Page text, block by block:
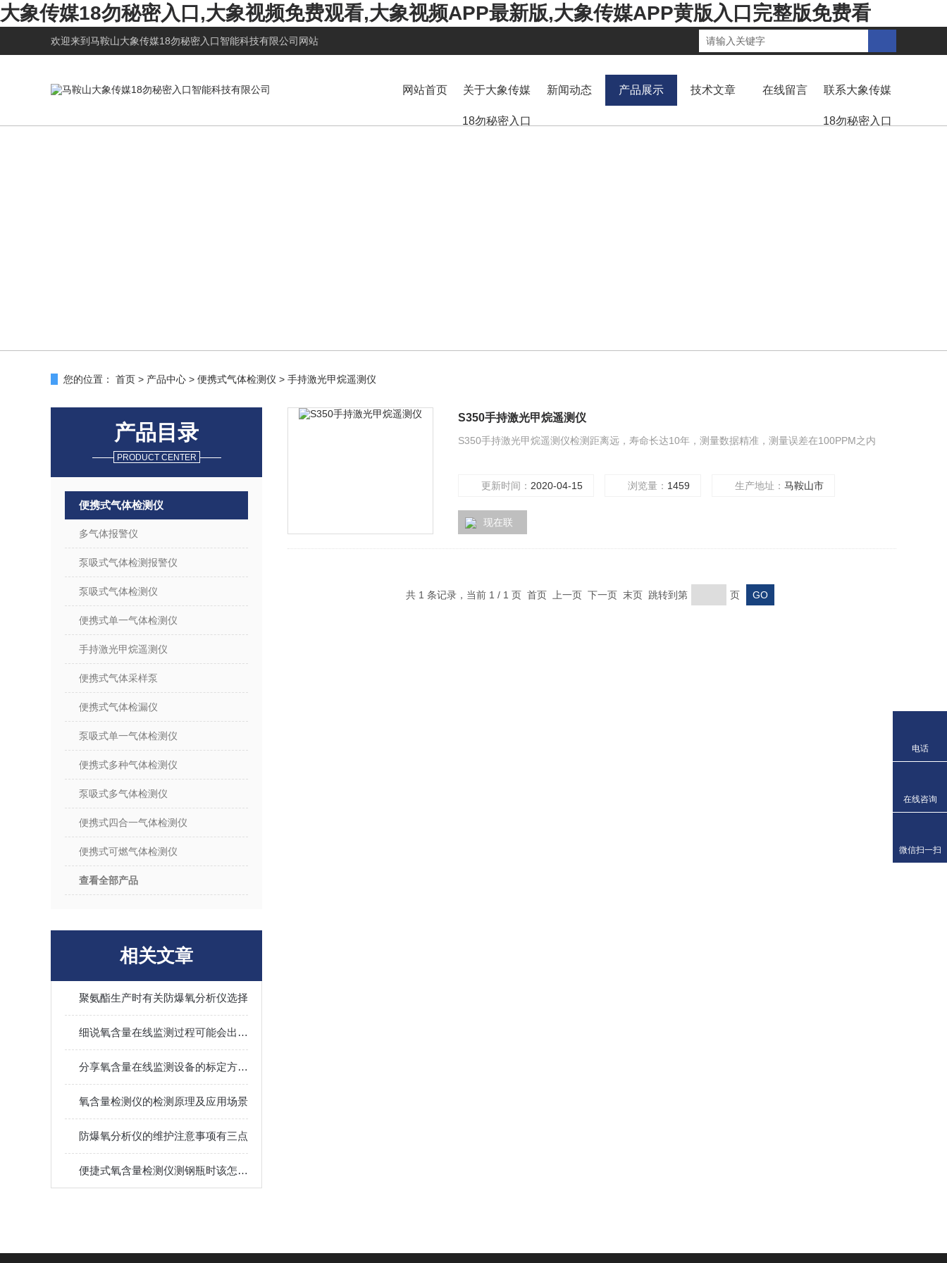
大象传媒18勿秘密入口,大象视频免费观看,大象视频APP最新版,大象传媒APP黄版入口完整版免费看
欢迎来到 马鞍山大象传媒18勿秘密入口智能科技有限公司网站
网站首页 关于大象传媒
18勿秘密入口
新闻动态 产品展示 技术文章 在线留言 联系大象传媒
18勿秘密入口
您的位置： 首页 > 产品中心 > 便携式气体检测仪 > 手持激光甲烷遥测仪
产品目录
PRODUCT CENTER
便携式气体检测仪
多气体报警仪
泵吸式气体检测报警仪
泵吸式气体检测仪
便携式单一气体检测仪
手持激光甲烷遥测仪
便携式气体采样泵
便携式气体检漏仪
泵吸式单一气体检测仪
便携式多种气体检测仪
泵吸式多气体检测仪
便携式四合一气体检测仪
便携式可燃气体检测仪
查看全部产品
相关文章
聚氨酯生产时有关防爆氧分析仪选择
细说氧含量在线监测过程可能会出现的故障
分享氧含量在线监测设备的标定方法攻略
氧含量检测仪的检测原理及应用场景
防爆氧分析仪的维护注意事项有三点
便捷式氧含量检测仪测钢瓶时该怎么进行？
S350手持激光甲烷遥测仪
S350手持激光甲烷遥测仪检测距离远，寿命长达10年，测量数据精准，测量误差在100PPM之内
更新时间： 2020-04-15 浏览量： 1459 生产地址： 马鞍山市
现在联
系
共 1 条记录，当前 1 / 1 页 首页 上一页 下一页 末页 跳转到第 页
电话
在线咨询
微信扫一扫